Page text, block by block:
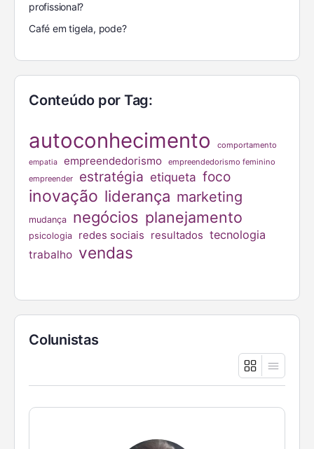
profissional?
Café em tigela, pode?
Conteúdo por Tag:
autoconhecimento comportamento
empatia empreendedorismo
empreendedorismo feminino
empreender
estratégia etiqueta foco
inovação liderança marketing
mudança negócios planejamento
psicologia redes sociais resultados tecnologia
trabalho vendas
Colunistas